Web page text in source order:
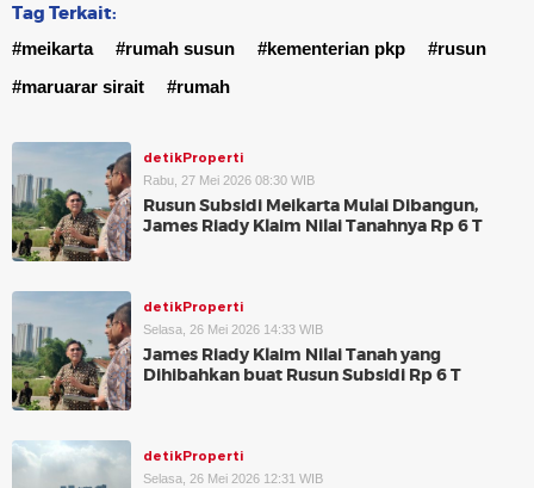
Tag Terkait:
#meikarta #rumah susun #kementerian pkp
#rusun
#maruarar sirait
#rumah
detikProperti
Rabu, 27 Mei 2026 08:30 WIB
Rusun Subsidi Meikarta Mulai Dibangun,
James Riady Klaim Nilai Tanahnya Rp 6 T
detikProperti
Selasa, 26 Mei 2026 14:33 WIB
James Riady Klaim Nilai Tanah yang
Dihibahkan buat Rusun Subsidi Rp 6 T
detikProperti
Selasa, 26 Mei 2026 12:31 WIB